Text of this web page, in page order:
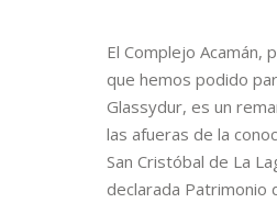
El Complejo Acamán,
que hemos podido
Glassydur, es un
las afueras de la
San Cristóbal de La
declarada Patrimonio